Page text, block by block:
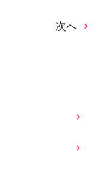
次へ